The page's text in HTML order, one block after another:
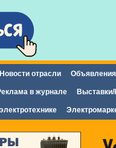
Новости отрасли Объявления
в журнале